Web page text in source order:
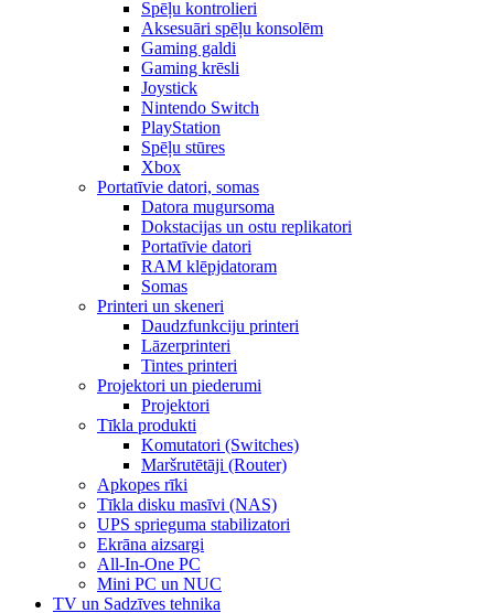
Spēļu kontrolieri
Aksesuāri spēļu konsolēm
Gaming galdi
Gaming krēsli
Joystick
Nintendo Switch
PlayStation
Spēļu stūres
Xbox
Portatīvie datori, somas
Datora mugursoma
Dokstacijas un ostu replikatori
Portatīvie datori
RAM klēpjdatoram
Somas
Printeri un skeneri
Daudzfunkciju printeri
Lāzerprinteri
Tintes printeri
Projektori un piederumi
Projektori
Tīkla produkti
Komutatori (Switches)
Maršrutētāji (Router)
Apkopes rīki
Tīkla disku masīvi (NAS)
UPS sprieguma stabilizatori
Ekrāna aizsargi
All-In-One PC
Mini PC un NUC
TV un Sadzīves tehnika